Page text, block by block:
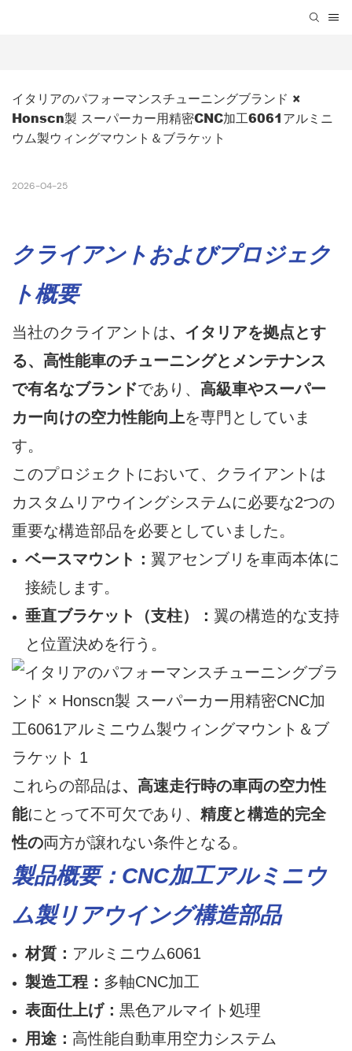
イタリアのパフォーマンスチューニングブランド ×
Honscn製 スーパーカー用精密CNC加工6061アルミニ
ウム製ウィングマウント＆ブラケット
2026-04-25
クライアントおよびプロジェク
ト概要
当社のクライアントは、イタリアを拠点とす
る、高性能車のチューニングとメンテナンス
で有名なブランドであり、 高級車やスーパー
カー向けの空力性能向上を専門としていま
す。
このプロジェクトにおいて、クライアントは
カスタムリアウイングシステムに必要な2つの
重要な構造部品を必要としていました。
ベースマウント： 翼アセンブリを車両本体に
接続します。
垂直ブラケット（支柱）： 翼の構造的な支持
と位置決めを行う。
これらの部品は、高速走行時の車両の空力性
能にとって不可欠であり、 精度と構造的完全
性の両方が譲れない条件となる。
製品概要：CNC加工アルミニウ
ム製リアウイング構造部品
材質： アルミニウム6061
製造工程： 多軸CNC加工
表面仕上げ： 黒色アルマイト処理
用途： 高性能自動車用空力システム